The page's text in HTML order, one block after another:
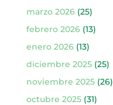
marzo 2026(25)
febrero 2026(13)
enero 2026(13)
diciembre 2025(25)
noviembre 2025(26)
octubre 2025(31)